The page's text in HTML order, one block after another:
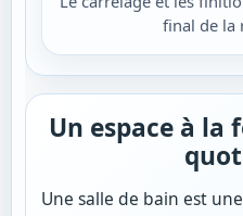
final de la
Un espace à la
Une salle de bain est